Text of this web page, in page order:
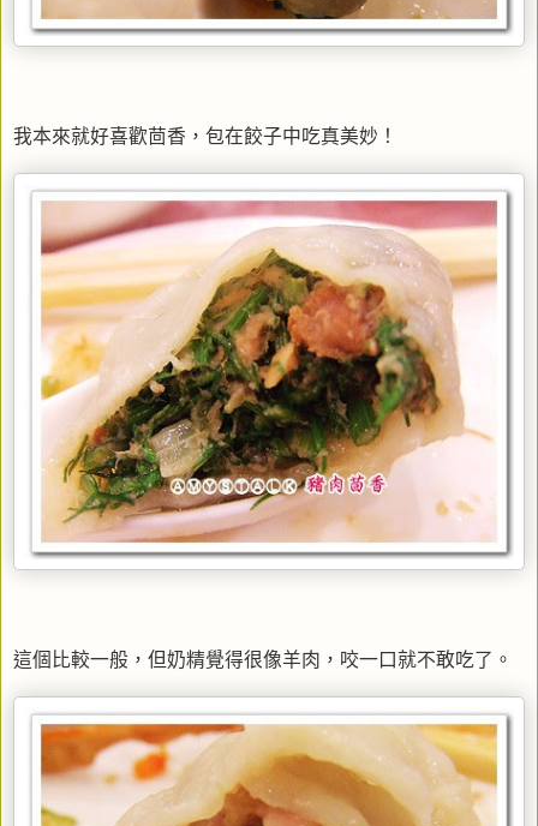
我本來就好喜歡茴香，包在餃子中吃真美妙！
這個比較一般，但奶精覺得很像羊肉，咬一口就不敢吃了。